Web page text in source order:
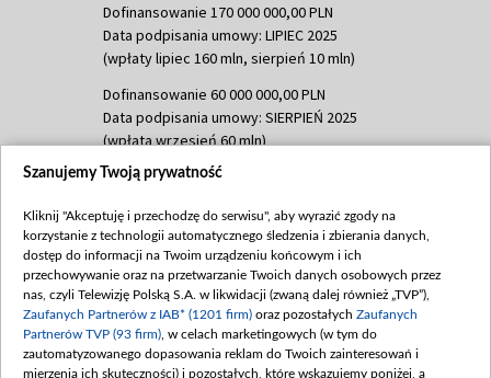
Dofinansowanie 170 000 000,00 PLN
Data podpisania umowy: LIPIEC 2025
(wpłaty lipiec 160 mln, sierpień 10 mln)
Dofinansowanie 60 000 000,00 PLN
Data podpisania umowy: SIERPIEŃ 2025
(wpłata wrzesień 60 mln)
Dofinansowanie 635 783 051,21 PLN
(wpłata wrzesień 100 mln, październik 350
mln, listopad 265 mln)
Dofinansowanie 48 862 000,00 PLN
Data podpisania umowy: GRUDZIEŃ 2025
(wpłata grudzień 60,548 mln)
Dofinansowanie 900 000 000,00 PLN
Szanujemy Twoją prywatność
Kliknij "Akceptuję i przechodzę do serwisu", aby wyrazić zgody na
korzystanie z technologii automatycznego śledzenia i zbierania danych,
dostęp do informacji na Twoim urządzeniu końcowym i ich
przechowywanie oraz na przetwarzanie Twoich danych osobowych przez
nas, czyli Telewizję Polską S.A. w likwidacji (zwaną dalej również „TVP”),
Zaufanych Partnerów z IAB* (1201 firm) oraz pozostałych Zaufanych
Partnerów TVP (93 firm) , w celach marketingowych (w tym do
zautomatyzowanego dopasowania reklam do Twoich zainteresowań i
mierzenia ich skuteczności) i pozostałych, które wskazujemy poniżej, a